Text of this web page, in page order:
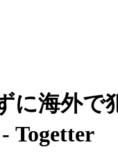
に海外
Togetter